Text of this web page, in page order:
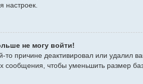
настроек.
не могу войти!
то причине деактивировал или удалил
чтобы уменьшить размер